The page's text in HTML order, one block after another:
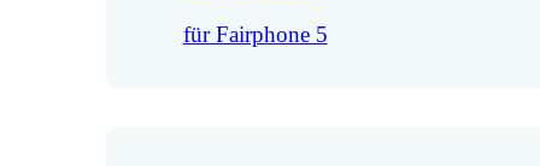
für Fairphone 5